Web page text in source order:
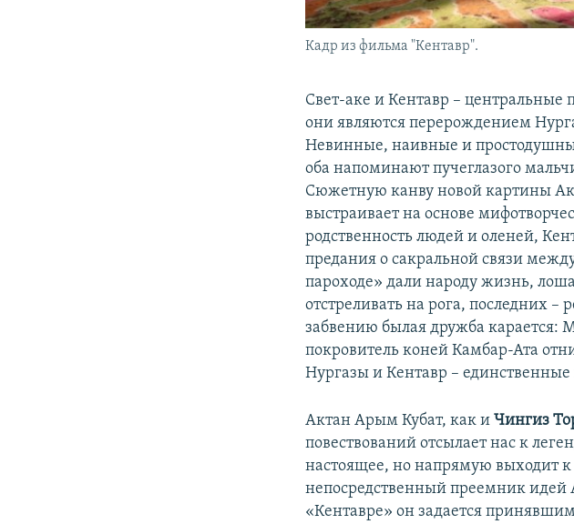
Кадр из фильма "Кентавр".
Свет-аке и Кентавр –
они являются перерождением
Невинные, наивные и
оба напоминают пучеглазого
Сюжетную канву новой картины
выстраивает на основе
родственность людей и оленей,
предания о сакральной связи
пароходе» дали народу жизнь,
отстреливать на рога, последних –
забвению былая дружба карается:
покровитель коней Камбар-Ата
Нургазы и Кентавр – единственные
Актан Арым Кубат, как иЧингиз
повествований отсылает нас к
настоящее, но напрямую выходит
непосредственный преемник идей
«Кентавре» он задается